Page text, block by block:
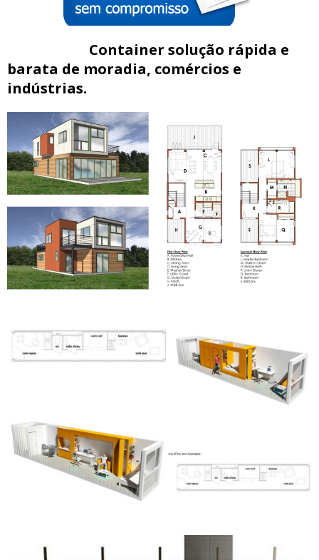
Container solução rápida e
barata de moradia, comércios e
indústrias.